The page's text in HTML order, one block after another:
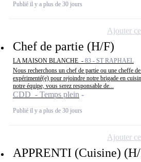
Publié il y a plus de 30 jours
Chef de partie (H/F)
LA MAISON BLANCHE - 83 - ST RAPHAEL
Nous recherchons un chef de partie ou une cheffe
expérimenté(e) pour rejoindre notre brigade en
notre équipe, vous serez responsable de...
CDD - Temps plein
Publié il y a plus de 30 jours
Ajouter
APPRENTI (Cuisine)
Ajouter